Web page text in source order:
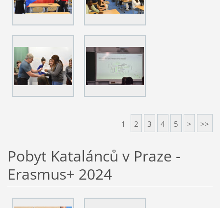
1 2 3 4 5 > >>
Pobyt Katalánců v Praze -
Erasmus+ 2024